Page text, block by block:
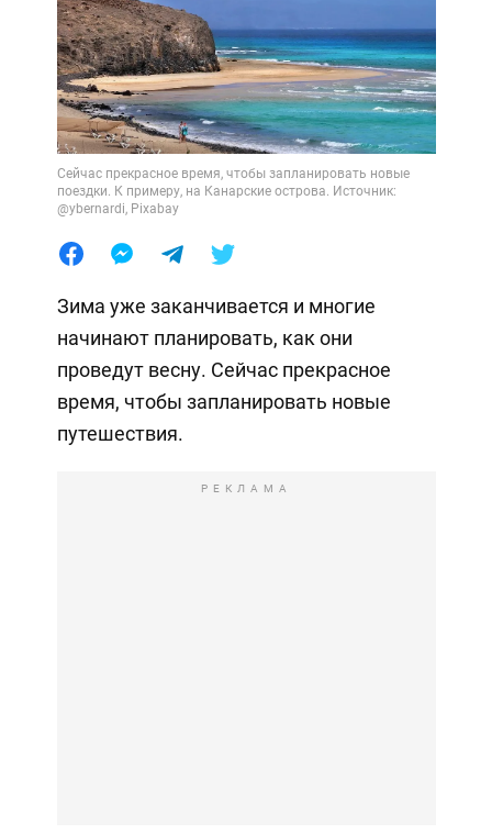
Сейчас прекрасное время, чтобы запланировать новые
поездки. К примеру, на Канарские острова. Источник:
@ybernardi, Pixabay
Зима уже заканчивается и многие
начинают планировать, как они
проведут весну. Сейчас прекрасное
время, чтобы запланировать новые
путешествия.
РЕКЛАМА